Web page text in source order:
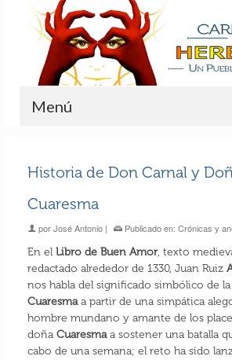
Menú
Historia de Don Carnal y
Cuaresma
porJosé Antonio| Publicado en: Crónicas y
En el Libro de Buen Amor, texto
redactado alrededor de 1330, Juan Ruiz
nos habla del significado simbólico de la
Cuaresmaa partir de una simpática
hombre mundano y amante de los
doña Cuaresmaa sostener una batalla
cabo de una semana; el reto ha sido